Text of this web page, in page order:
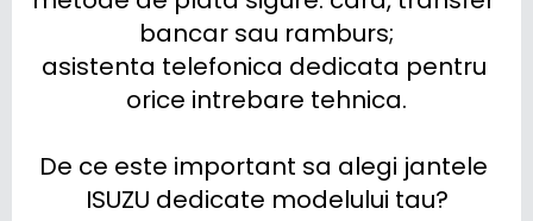
bancar sau ramburs;
asistenta telefonica dedicata pentru
orice intrebare tehnica.
De ce este important sa alegi jantele
ISUZU dedicate modelului tau?